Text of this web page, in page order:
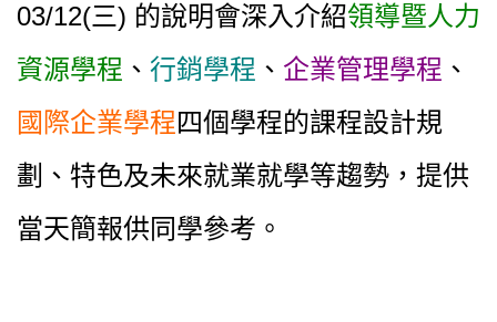
03/12(三) 的說明會深入介紹領導暨人力
資源學程 、 行銷學程 、 企業管理學程 、
國際企業學程 四個學程的課程設計規
劃、特色及未來就業就學等趨勢，提供
當天簡報供同學參考。